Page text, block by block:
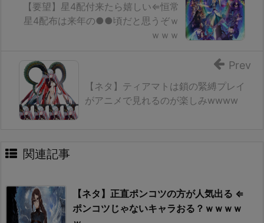
【要望】星4配付来たら嬉しい⇐恒常
星4配布は来年の●●頃だと思うぞｗ
ｗｗｗ
【ネタ】ティアマトは鎖の緊縛プレイ
がアニメで見れるのが楽しみwwww
Prev
関連記事
【ネタ】正直ポンコツの方が人気出る ⇐
ポンコツじゃないキャラおる？ｗｗｗｗ